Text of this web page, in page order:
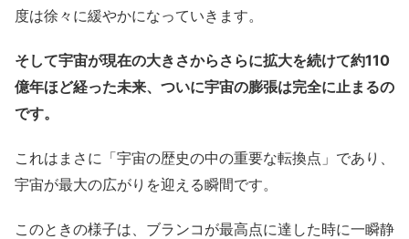
度は徐々に緩やかになっていきます。
そして宇宙が現在の大きさからさらに拡大を続けて約110
億年ほど経った未来、ついに宇宙の膨張は完全に止まるの
です。
これはまさに「宇宙の歴史の中の重要な転換点」であり、
宇宙が最大の広がりを迎える瞬間です。
このときの様子は、ブランコが最高点に達した時に一瞬静